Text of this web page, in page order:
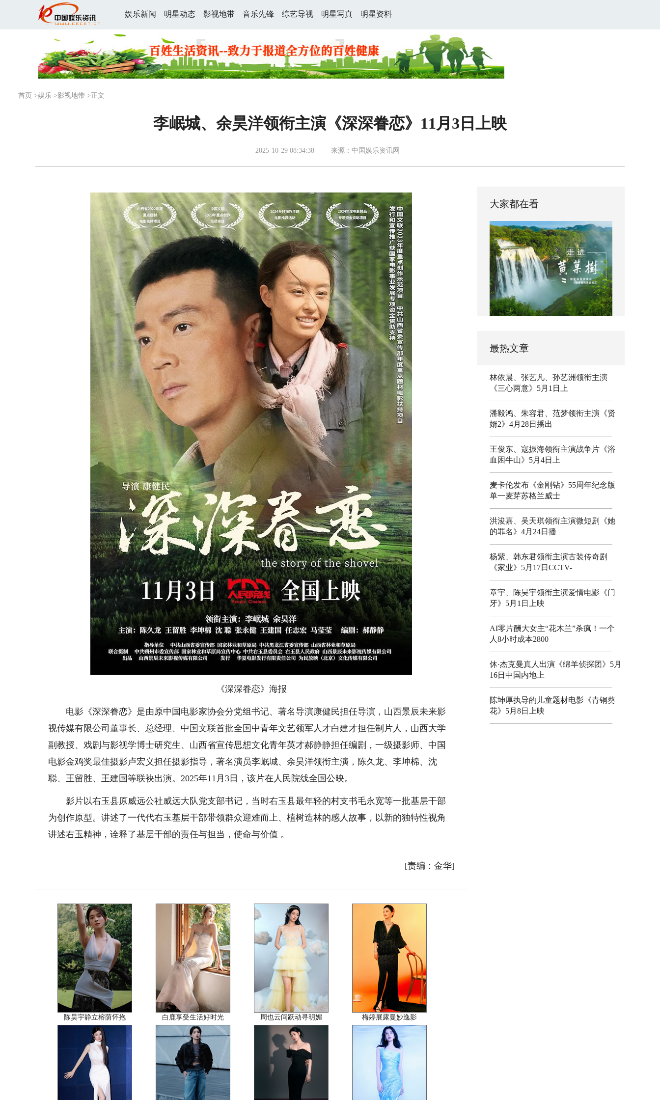
娱乐新闻 明星动态 影视地带 音乐先锋 综艺导视 明星写真 明星资料
首页 >娱乐 >影视地带 >正文
李岷城、余昊洋领衔主演《深深眷恋》11月3日上映
2025-10-29 08:34:38 来源：中国娱乐资讯网
《深深眷恋》海报
电影《深深眷恋》是由原中国电影家协会分党组书记、著名导演康健民担任导演，山西景辰未来影
视传媒有限公司董事长、总经理、中国文联首批全国中青年文艺领军人才白建才担任制片人，山西大学
副教授、戏剧与影视学博士研究生、山西省宣传思想文化青年英才郝静静担任编剧，一级摄影师、中国
电影金鸡奖最佳摄影卢宏义担任摄影指导，著名演员李岷城、余昊洋领衔主演，陈久龙、李坤棉、沈
聪、王留胜、王建国等联袂出演。2025年11月3日，该片在人民院线全国公映。
影片以右玉县原威远公社威远大队党支部书记，当时右玉县最年轻的村支书毛永宽等一批基层干部
为创作原型。讲述了一代代右玉基层干部带领群众迎难而上、植树造林的感人故事，以新的独特性视角
讲述右玉精神，诠释了基层干部的责任与担当，使命与价值 。
[责编：金华]
陈昊宇静立榕荫怀抱 白鹿享受生活好时光 周也云间跃动寻明媚 梅婷展露曼妙逸影
大家都在看
最热文章
林依晨、张艺凡、孙艺洲领衔主演
《三心两意》5月1日上
潘毅鸿、朱容君、范梦领衔主演《贤
婿2》4月28日播出
王俊东、寇振海领衔主演战争片《浴
血困牛山》5月4日上
麦卡伦发布《金刚钻》55周年纪念版
单一麦芽苏格兰威士
洪浚嘉、吴天琪领衔主演微短剧《她
的罪名》4月24日播
杨紫、韩东君领衔主演古装传奇剧
《家业》5月17日CCTV-
章宇、陈昊宇领衔主演爱情电影《门
牙》5月1日上映
AI零片酬大女主“花木兰”杀疯！一个
人8小时成本2800
休·杰克曼真人出演《绵羊侦探团》5月
16日中国内地上
陈坤厚执导的儿童题材电影《青铜葵
花》5月8日上映